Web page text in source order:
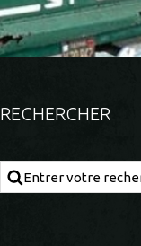
RECHERCHER